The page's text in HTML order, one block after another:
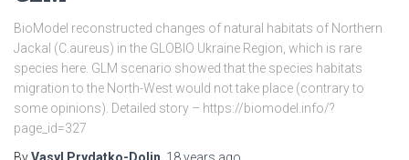
BioModel reconstructed changes of natural habitats of Northern
Jackal (C.aureus) in the GLOBIO Ukraine Region, which is rare
species here. GLM scenario showed that the species habitats
migration to the North-West would not take place (contrary to
some opinions). Detailed story – https://biomodel.info/?
page_id=327